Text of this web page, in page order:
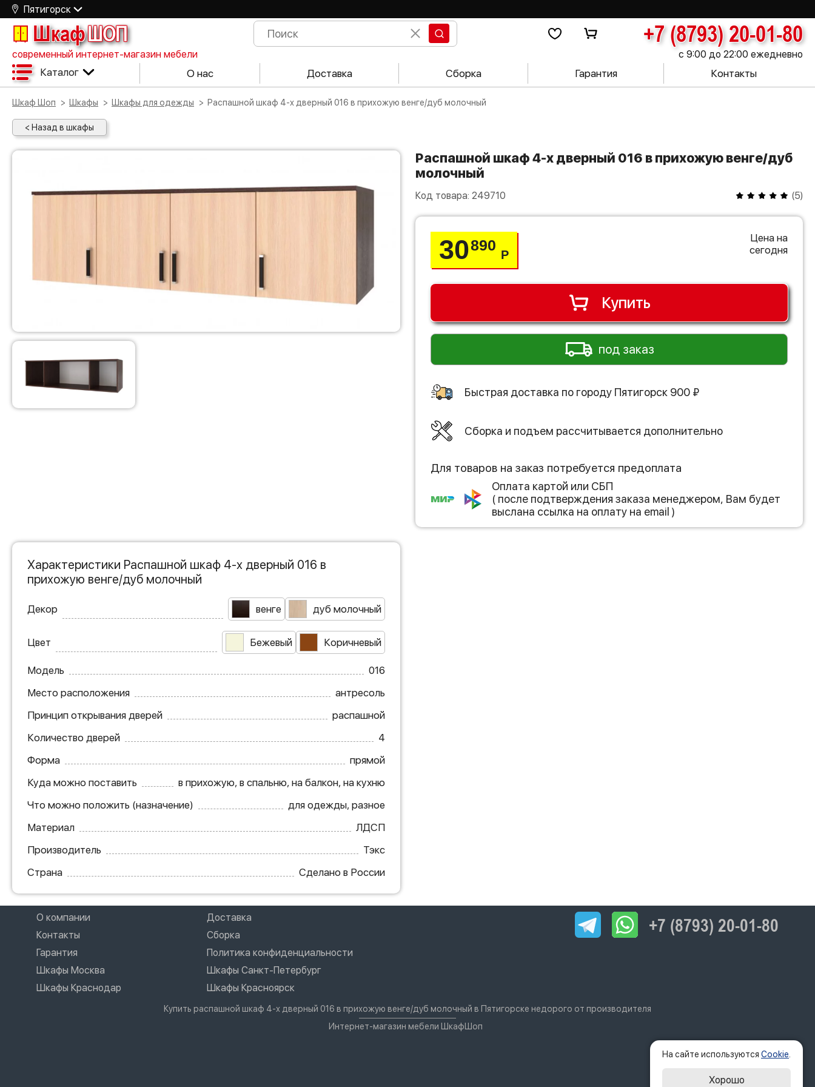
Пятигорск
ШкафШОП +7 (8793) 20-01-80
современный интернет-магазин мебели с 9:00 до 22:00 ежедневно
Каталог О нас Доставка Сборка Гарантия Контакты
Шкаф Шоп Шкафы Шкафы для одежды Распашной шкаф 4-х дверный 016 в прихожую венге/дуб молочный
< Назад в шкафы
Распашной шкаф 4-х дверный 016 в прихожую венге/дуб
молочный
Код товара: 249710 (5)
30890
Р
Цена на
сегодня
Купить
под заказ
Быстрая доставка по городу Пятигорск 900 ₽
Сборка и подъем рассчитывается дополнительно
Для товаров на заказ потребуется предоплата
Оплата картой или СБП
( после подтверждения заказа менеджером, Вам будет
выслана ссылка на оплату на email )
Характеристики Распашной шкаф 4-х дверный 016 в
прихожую венге/дуб молочный
Декор венге дуб молочный
Цвет Бежевый Коричневый
Модель
016
Место расположения
антресоль
Принцип открывания дверей
распашной
Количество дверей
4
Форма
прямой
Куда можно поставить
в прихожую, в спальню, на балкон, на кухню
Что можно положить (назначение)
для одежды, разное
Материал
ЛДСП
Производитель
Тэкс
Страна
Сделано в России
О компании
Доставка
Контакты
Сборка
Гарантия
Политика конфиденциальности
Шкафы Москва
Шкафы Санкт-Петербург
Шкафы Краснодар
Шкафы Красноярск
+7 (8793) 20-01-80
Купить распашной шкаф 4-х дверный 016 в прихожую венге/дуб молочный в Пятигорске недорого от производителя
Интернет-магазин мебели ШкафШоп
На сайте используются Cookie
Хорошо